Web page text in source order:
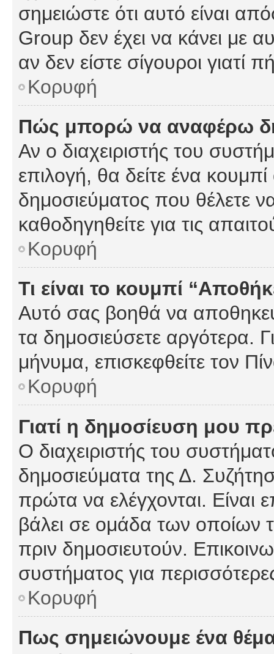
σημειώστε ότι αυτό είναι
Group δεν έχει να κάνει με
αν δεν είστε σίγουροι γιατί
Κορυφή
Πώς μπορώ να αναφέρω
Αν ο διαχειριστής του
επιλογή, θα δείτε ένα
δημοσιεύματος που θέλετε
καθοδηγηθείτε για τις
Κορυφή
Τι είναι το κουμπί
Αυτό σας βοηθά να
τα δημοσιεύσετε αργότερα.
μήνυμα, επισκεφθείτε τον
Κορυφή
Γιατί η δημοσίευση μου
Ο διαχειριστής του
δημοσιεύματα της Δ.
πρώτα να ελέγχονται. Είναι
βάλει σε ομάδα των οποίων
πριν δημοσιευτούν.
συστήματος για
Κορυφή
Πως σημειώνουμε ένα